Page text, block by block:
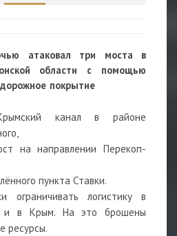
атаковал три моста в
области с помощью
покрытие
канал в районе
на направлении Перекоп-
пункта Ставки.
ограничивать логистику в
и в Крым. На это брошены
ресурсы.